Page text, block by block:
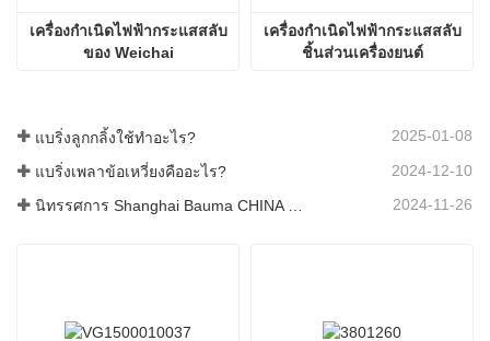
เครื่องกำเนิดไฟฟ้ากระแสสลับ
ของ Weichai
เครื่องกําเนิดไฟฟ้ากระแสสลับ
ชิ้นส่วนเครื่องยนต์
แบริ่งลูกกลิ้งใช้ทำอะไร? 2025-01-08
แบริ่งเพลาข้อเหวี่ยงคืออะไร? 2024-12-10
นิทรรศการ Shanghai Bauma CHINA 2024 2024-11-26